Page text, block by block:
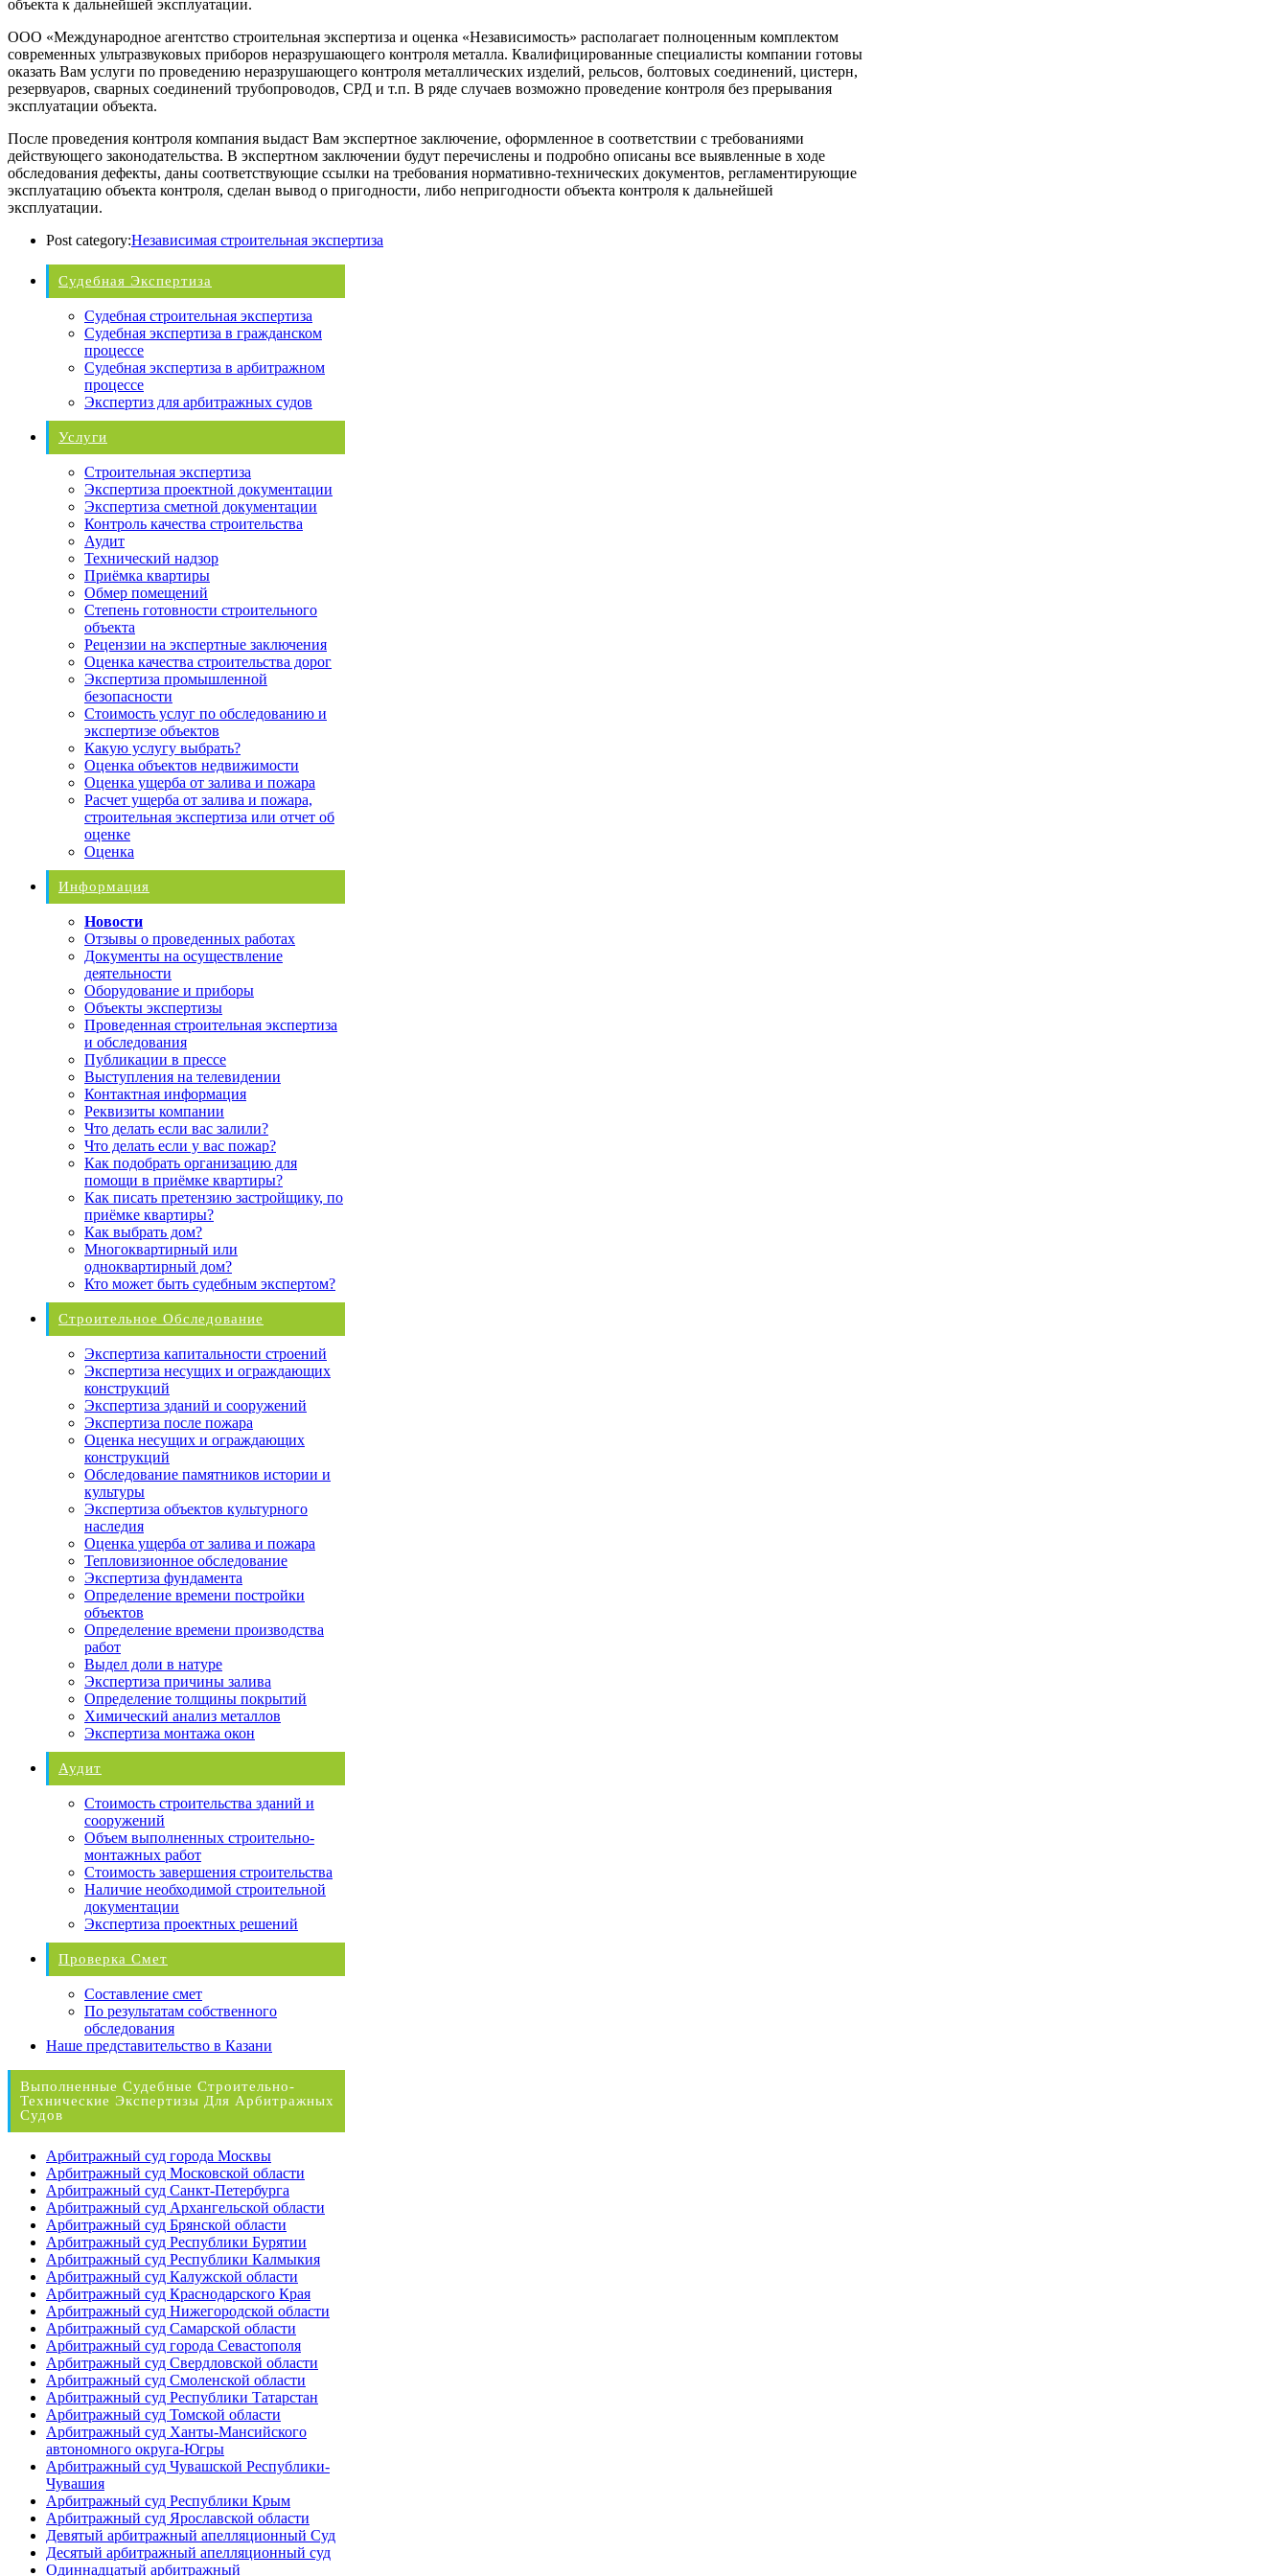
объекта к дальнейшей эксплуатации.
ООО «Международное агентство строительная экспертиза и оценка «Независимость» располагает полноценным комплектом
современных ультразвуковых приборов неразрушающего контроля металла. Квалифицированные специалисты компании готовы
оказать Вам услуги по проведению неразрушающего контроля металлических изделий, рельсов, болтовых соединений, цистерн,
резервуаров, сварных соединений трубопроводов, СРД и т.п. В ряде случаев возможно проведение контроля без прерывания
эксплуатации объекта.
После проведения контроля компания выдаст Вам экспертное заключение, оформленное в соответствии с требованиями
действующего законодательства. В экспертном заключении будут перечислены и подробно описаны все выявленные в ходе
обследования дефекты, даны соответствующие ссылки на требования нормативно-технических документов, регламентирующие
эксплуатацию объекта контроля, сделан вывод о пригодности, либо непригодности объекта контроля к дальнейшей
эксплуатации.
Post category:Независимая строительная экспертиза
Судебная Экспертиза
Судебная строительная экспертиза
Судебная экспертиза в гражданском
процессе
Судебная экспертиза в арбитражном
процессе
Экспертиз для арбитражных судов
Услуги
Строительная экспертиза
Экспертиза проектной документации
Экспертиза сметной документации
Контроль качества строительства
Аудит
Технический надзор
Приёмка квартиры
Обмер помещений
Степень готовности строительного
объекта
Рецензии на экспертные заключения
Оценка качества строительства дорог
Экспертиза промышленной
безопасности
Стоимость услуг по обследованию и
экспертизе объектов
Какую услугу выбрать?
Оценка объектов недвижимости
Оценка ущерба от залива и пожара
Расчет ущерба от залива и пожара,
строительная экспертиза или отчет об
оценке
Оценка
Информация
Новости
Отзывы о проведенных работах
Документы на осуществление
деятельности
Оборудование и приборы
Объекты экспертизы
Проведенная строительная экспертиза
и обследования
Публикации в прессе
Выступления на телевидении
Контактная информация
Реквизиты компании
Что делать если вас залили?
Что делать если у вас пожар?
Как подобрать организацию для
помощи в приёмке квартиры?
Как писать претензию застройщику, по
приёмке квартиры?
Как выбрать дом?
Многоквартирный или
одноквартирный дом?
Кто может быть судебным экспертом?
Строительное Обследование
Экспертиза капитальности строений
Экспертиза несущих и ограждающих
конструкций
Экспертиза зданий и сооружений
Экспертиза после пожара
Оценка несущих и ограждающих
конструкций
Обследование памятников истории и
культуры
Экспертиза объектов культурного
наследия
Оценка ущерба от залива и пожара
Тепловизионное обследование
Экспертиза фундамента
Определение времени постройки
объектов
Определение времени производства
работ
Выдел доли в натуре
Экспертиза причины залива
Определение толщины покрытий
Химический анализ металлов
Экспертиза монтажа окон
Аудит
Стоимость строительства зданий и
сооружений
Объем выполненных строительно-
монтажных работ
Стоимость завершения строительства
Наличие необходимой строительной
документации
Экспертиза проектных решений
Проверка Смет
Составление смет
По результатам собственного
обследования
Наше представительство в Казани
Выполненные Судебные Строительно-
Технические Экспертизы Для Арбитражных
Судов
Арбитражный суд города Москвы
Арбитражный суд Московской области
Арбитражный суд Санкт-Петербурга
Арбитражный суд Архангельской области
Арбитражный суд Брянской области
Арбитражный суд Республики Бурятии
Арбитражный суд Республики Калмыкия
Арбитражный суд Калужской области
Арбитражный суд Краснодарского Края
Арбитражный суд Нижегородской области
Арбитражный суд Самарской области
Арбитражный суд города Севастополя
Арбитражный суд Свердловской области
Арбитражный суд Смоленской области
Арбитражный суд Республики Татарстан
Арбитражный суд Томской области
Арбитражный суд Ханты-Мансийского
автономного округа-Югры
Арбитражный суд Чувашской Республики-
Чувашия
Арбитражный суд Республики Крым
Арбитражный суд Ярославской области
Девятый арбитражный апелляционный Суд
Десятый арбитражный апелляционный суд
Одиннадцатый арбитражный